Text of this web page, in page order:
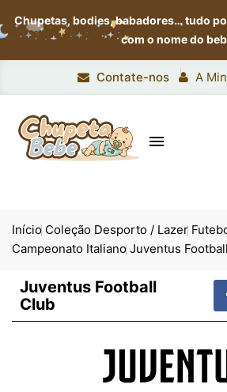
Chupetas, bodies, babadores…tudo
com o nome do
Contate-nos A

Início Coleção Desporto / Lazer
Campeonato Italiano Juventus
Juventus Football
Club